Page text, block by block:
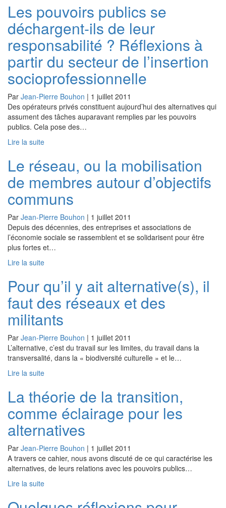
Les pouvoirs publics se
déchargent-ils de leur
responsabilité ? Réflexions à
partir du secteur de l’insertion
socioprofessionnelle
Par Jean-Pierre Bouhon | 1 juillet 2011
Des opérateurs privés constituent aujourd’hui des alternatives qui
assument des tâches auparavant remplies par les pouvoirs
publics. Cela pose des…
Lire la suite
Le réseau, ou la mobilisation
de membres autour d’objectifs
communs
Par Jean-Pierre Bouhon | 1 juillet 2011
Depuis des décennies, des entreprises et associations de
l’économie sociale se rassemblent et se solidarisent pour être
plus fortes et…
Lire la suite
Pour qu’il y ait alternative(s), il
faut des réseaux et des
militants
Par Jean-Pierre Bouhon | 1 juillet 2011
L’alternative, c’est du travail sur les limites, du travail dans la
transversalité, dans la « biodiversité culturelle » et le…
Lire la suite
La théorie de la transition,
comme éclairage pour les
alternatives
Par Jean-Pierre Bouhon | 1 juillet 2011
A travers ce cahier, nous avons discuté de ce qui caractérise les
alternatives, de leurs relations avec les pouvoirs publics…
Lire la suite